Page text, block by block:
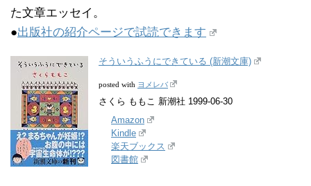
た文章エッセイ。
●出版社の紹介ページで試読できます
そういうふうにできている (新潮文庫)
posted with ヨメレバ
さくら ももこ 新潮社 1999-06-30
Amazon
Kindle
楽天ブックス
図書館